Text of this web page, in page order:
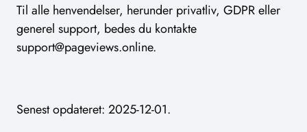
Til alle henvendelser, herunder privatliv, GDPR eller
generel support, bedes du kontakte
support@pageviews.online.
Senest opdateret: 2025-12-01.